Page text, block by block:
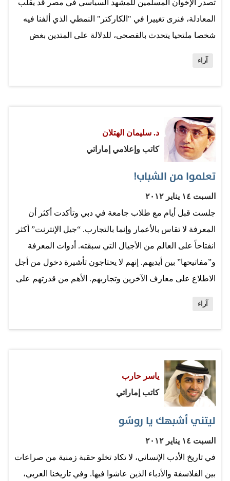
تصدر الإخوان المسلمين للمشهد السياسي في مصر قد يقلب
المعادلة، فنرى تغييرا في "الكاركتر" النمطي الذي ألفنا فيه
شخصا ملتحيا يتحدث بالفصحى، للدلالة على المتدين بغض
متشددة وهناك شيوخ أزهريون ومتدينون عاديون. أما دراميا
وأحيانا يكتفى باللحية واللغة الفصحى. كثيرة هي الحالات
المقنعة والأخرى غير المقنعة دراميا التي شاهدناها من تلك
الشخصيات.. لكن المعادلة قد تختلف في المستقبل بعد زيارة
لجماعة الإخوان المسلمين الدكتور محمد بديع، تلك الجماعة
التي كانت محظورة وتعرض رموزها القدامى للاعتقال والنفي
وبعضهم للإعدام، لكنها بعد سقوط النظام وسيطرتها
بالانتخابات الأخيرة على ما يقرب من نصف مقاعد مجلس
الشعب المصري صار يحسب…
آراء
د. سليمان الهتلان
كاتب وإعلامي إماراتي
تعلموا من الشباب!
السبت ١٤ يناير ٢٠١٢
جلست قبل أيام مع طلاب جامعة في دبي وتأكدت أكثر أن
المعرفة لا تقاس بالأعمار وإنما بالتجارب. “جيل الإنترنت” أكثر
انفتاحاً على العالم من الأجيال التي سبقته. أدوات المعرفة
و”مفاتيحها” بين أيديهم. إنهم لا يحتاجون تأشيرة دخول من أجل
الاطلاع على معارف الآخرين وتجاربهم. الأهم من قدرتهم على
منظومة “قيم” جديدة تتشكل وفقاً لتجاربهم. معايير “الصح”
الأجيال السابقة. الأبناء اليوم –في حالات كثيرة– هم من يُعلم
الآباء ويشرح لهم متغيرات الزمن وتحولاته! أنا شديد الحرص
على الالتقاء كثيراً بطلاب الجامعات ومن يصغرهم. دائماً
تصالحاً مع ذواتها وأكثر انفتاحاً على لغة العصر، وأقدر على
التواصل مع أقرانهم من كل بقاع الأرض. أتعلم منهم أكثر مما
يتعلمون مني. ومن خلالهم أستطيع قراءة بعض ملامح…
آراء
ياسر حارب
كاتب إماراتي
ليتني أشبهك يا روسّو
السبت ١٤ يناير ٢٠١٢
في تاريخ الأدب الإنساني، لا تكاد تخلو حقبة زمنية من صراعات
بين الفلاسفة والأدباء الذين عاشوا فيها. وفي تاريخنا العربي،